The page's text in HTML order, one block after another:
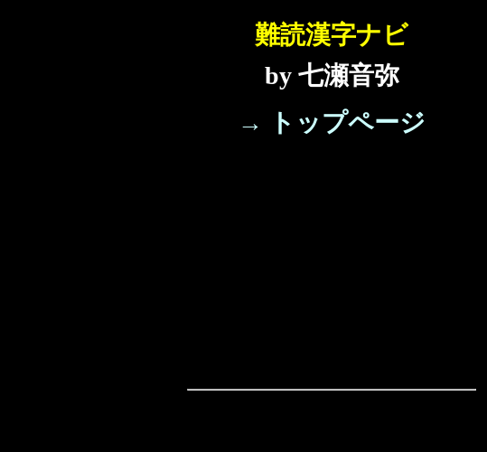
難読漢字ナビ
by 七瀬音弥
→ トップページ